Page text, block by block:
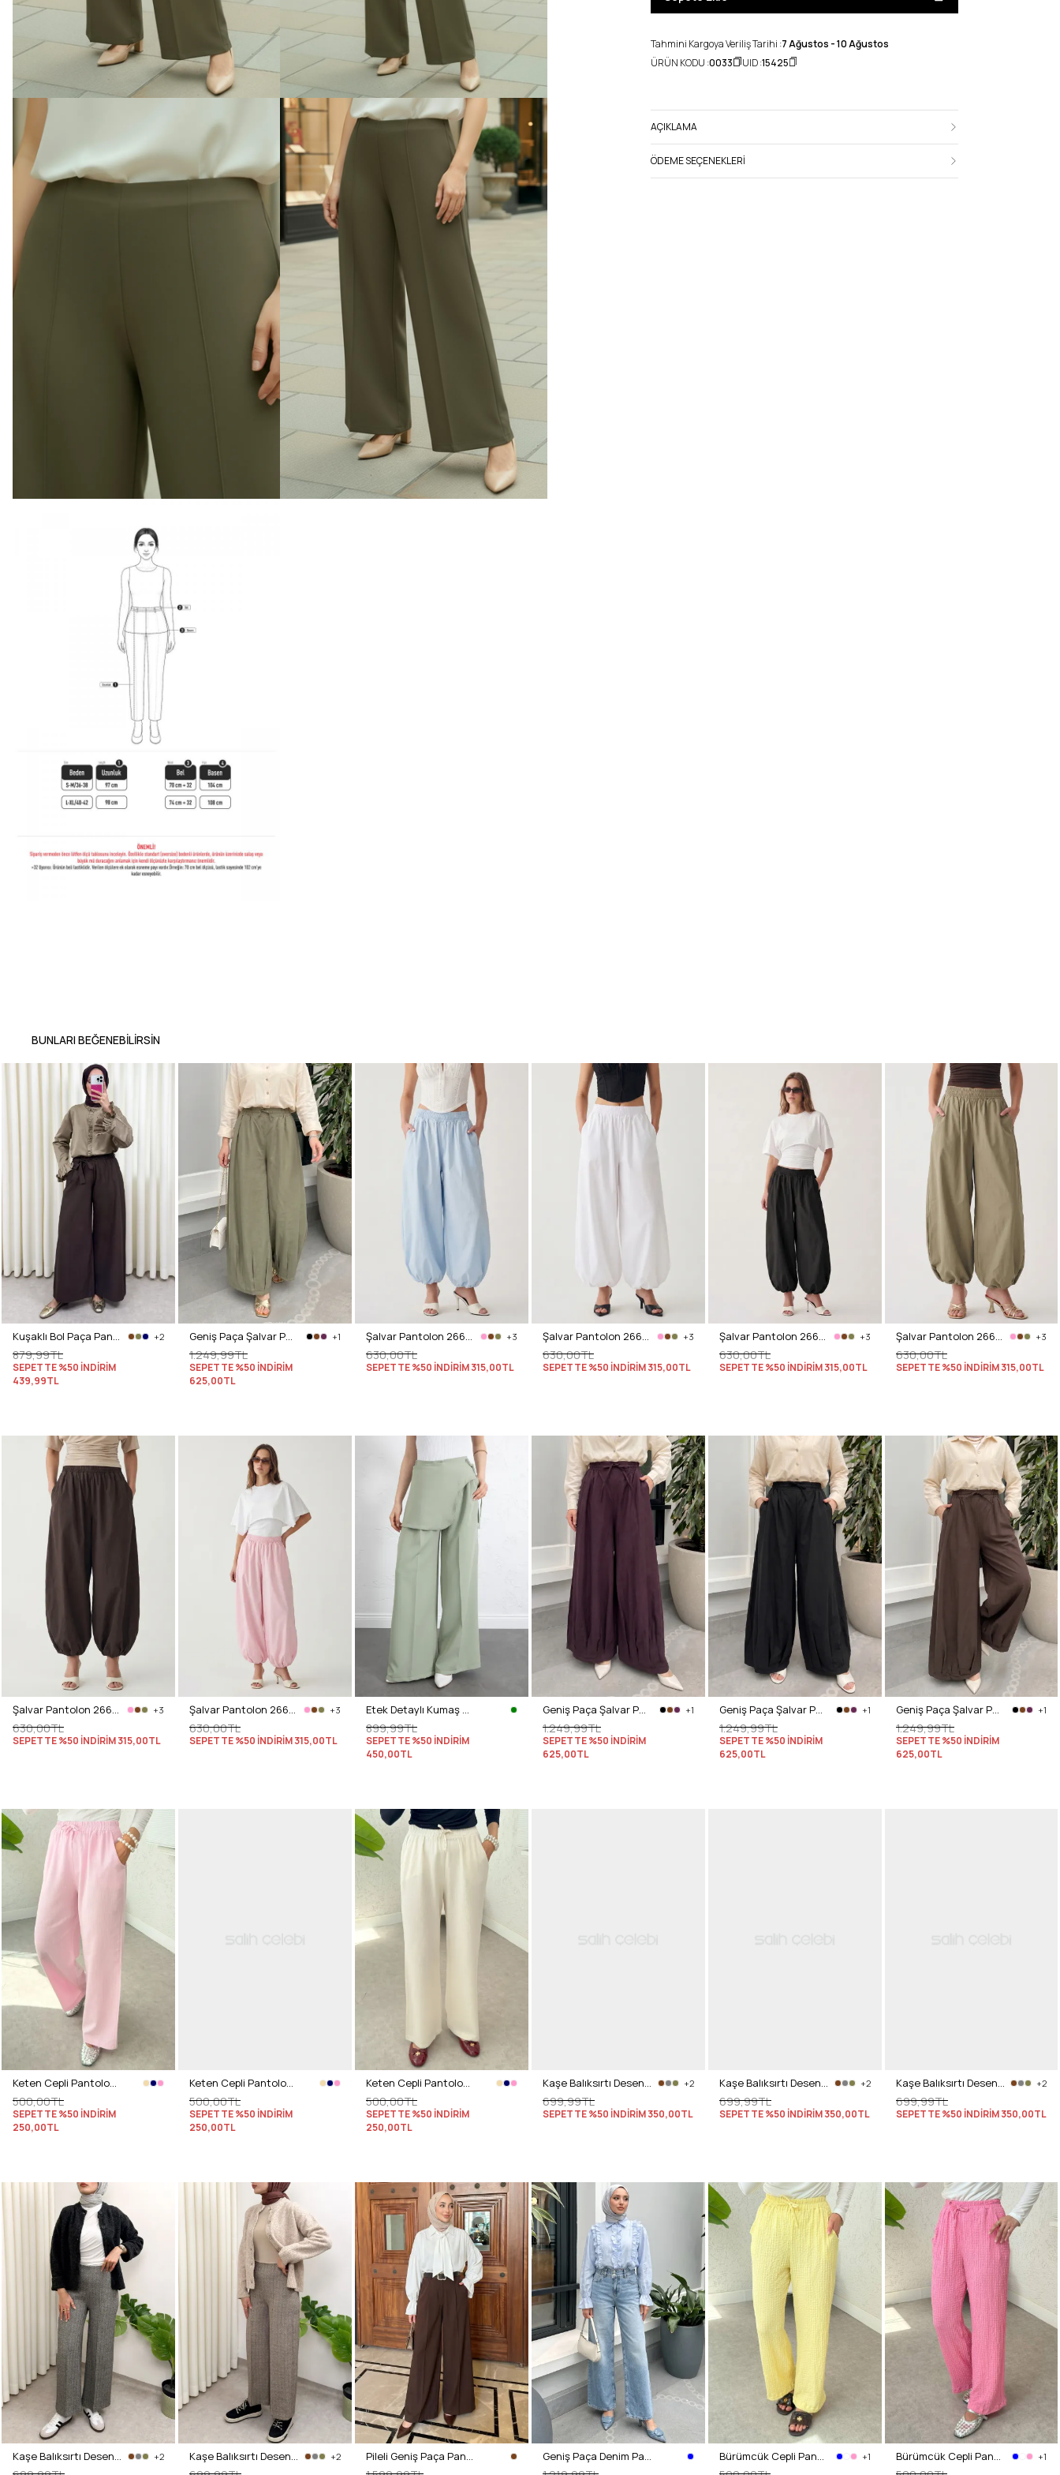
Tahmini Kargoya Veriliş Tarihi :7 Ağustos - 10 Ağustos
ÜRÜN KODU :0033 UID :15425
AÇIKLAMA
ÖDEME SEÇENEKLERI
BUNLARI BEĞENEBILIRSIN
Kuşaklı Bol Paça Pantolon 0068 - KOYU KAHVERENGİ +2
879,99TL
SEPETTE %50 İNDİRİM
439,99TL
Geniş Paça Şalvar Pantolon Y0145 - MAT HAKİ +1
1.249,99TL
SEPETTE %50 İNDİRİM
625,00TL
Şalvar Pantolon 2661 - BEBE MAVİSİ +3
630,00TL
SEPETTE %50 İNDİRİM315,00TL
Şalvar Pantolon 2661 - BEYAZ +3
630,00TL
SEPETTE %50 İNDİRİM315,00TL
Şalvar Pantolon 2661 - SİYAH +3
630,00TL
SEPETTE %50 İNDİRİM315,00TL
Şalvar Pantolon 2661 - HAKİ +3
630,00TL
SEPETTE %50 İNDİRİM315,00TL
Şalvar Pantolon 2661 - ACI KAHVE +3
630,00TL
SEPETTE %50 İNDİRİM315,00TL
Şalvar Pantolon 2661 - AÇIK PEMBE +3
630,00TL
SEPETTE %50 İNDİRİM315,00TL
Etek Detaylı Kumaş Pantolon 264005 - AÇIK YEŞİL
899,99TL
SEPETTE %50 İNDİRİM
450,00TL
Geniş Paça Şalvar Pantolon Y0145 - MÜRDÜM +1
1.249,99TL
SEPETTE %50 İNDİRİM
625,00TL
Geniş Paça Şalvar Pantolon Y0145 - SİYAH +1
1.249,99TL
SEPETTE %50 İNDİRİM
625,00TL
Geniş Paça Şalvar Pantolon Y0145 - KAHVERENGİ +1
1.249,99TL
SEPETTE %50 İNDİRİM
625,00TL
Keten Cepli Pantolon 2394 - PEMBE
500,00TL
SEPETTE %50 İNDİRİM
250,00TL
Keten Cepli Pantolon 2394 - LACİVERT
500,00TL
SEPETTE %50 İNDİRİM
250,00TL
Keten Cepli Pantolon 2394 - BEJ
500,00TL
SEPETTE %50 İNDİRİM
250,00TL
Kaşe Balıksırtı Desenli Pantolon 0055 - YEŞİL +2
699,99TL
SEPETTE %50 İNDİRİM350,00TL
Kaşe Balıksırtı Desenli Pantolon 0055 - LACİVERT +2
699,99TL
SEPETTE %50 İNDİRİM350,00TL
Kaşe Balıksırtı Desenli Pantolon 0055 - AÇIK HAKİ +2
699,99TL
SEPETTE %50 İNDİRİM350,00TL
Kaşe Balıksırtı Desenli Pantolon 0055 - GRİ +2 Kaşe Balıksırtı Desenli Pantolon 0055 - KAHVERENGİ +2 Pileli Geniş Paça Pantolon 72692 - KAHVERENGİ Geniş Paça Denim Pantolon 72318 - MAVİ Bürümcük Cepli Pantolon 2392 - SARI +1 Bürümcük Cepli Pantolon 2392 - PEMBE +1